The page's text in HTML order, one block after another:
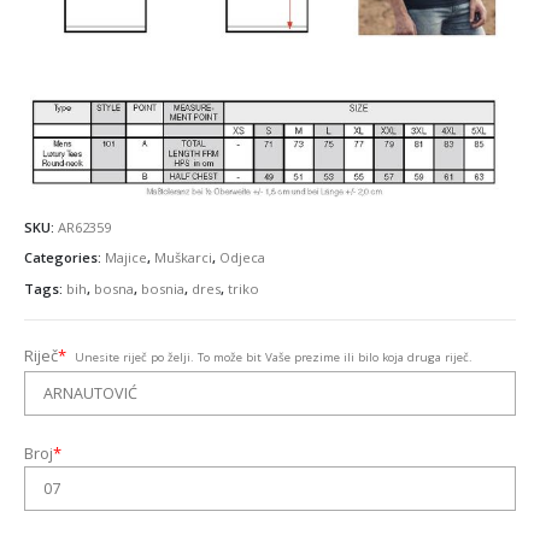
SKU: AR62359
Categories: Majice, Muškarci, Odjeca
Tags: bih, bosna, bosnia, dres, triko
Riječ* Unesite riječ po želji. To može bit Vaše prezime ili bilo koja druga riječ.
Broj*